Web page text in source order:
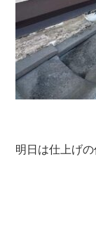
明日は仕上げの